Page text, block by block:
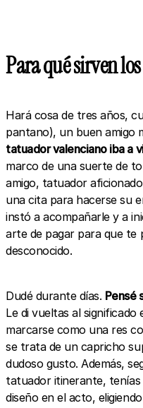
Para qué sirven
Hará cosa de tres años,
pantano), un buen amigo
tatuador valenciano iba a
marco de una suerte de
amigo, tatuador
una cita para hacerse su
instó a acompañarle y a
arte de pagar para que te
desconocido.
Dudé durante días. Pensé
Le di vueltas al
marcarse como una res
se trata de un capricho
dudoso gusto. Además,
tatuador itinerante,
diseño en el acto,